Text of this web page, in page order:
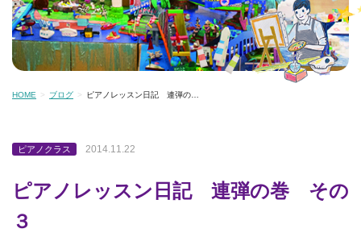
HOME ブログ ピアノレッスン日記 連弾の…
ピアノクラス 2014.11.22
ピアノレッスン日記 連弾の巻 その
３